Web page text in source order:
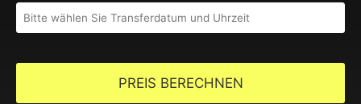
PREIS BERECHNEN